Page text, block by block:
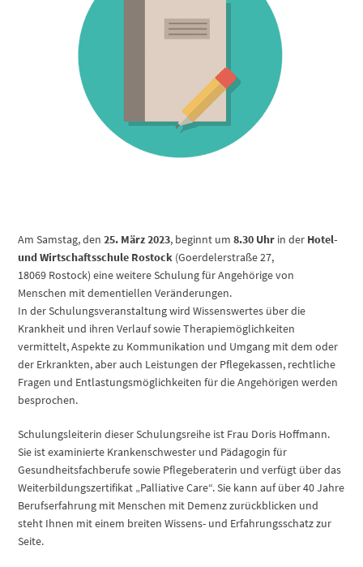
Am Samstag, den 25. März 2023, beginnt um8.30 Uhr in der Hotel-
und Wirtschaftsschule Rostock (Goerdelerstraße 27,
18069 Rostock) eine weitere Schulung für Angehörige von
Menschen mit dementiellen Veränderungen.
In der Schulungsveranstaltung wird Wissenswertes über die
Krankheit und ihren Verlauf sowie Therapiemöglichkeiten
vermittelt, Aspekte zu Kommunikation und Umgang mit dem oder
der Erkrankten, aber auch Leistungen der Pflegekassen, rechtliche
Fragen und Entlastungsmöglichkeiten für die Angehörigen werden
besprochen.
Schulungsleiterin dieser Schulungsreihe ist Frau Doris Hoffmann.
Sie ist examinierte Krankenschwester und Pädagogin für
Gesundheitsfachberufe sowie Pflegeberaterin und verfügt über das
Weiterbildungszertifikat „Palliative Care“. Sie kann auf über 40 Jahre
Berufserfahrung mit Menschen mit Demenz zurückblicken und
steht Ihnen mit einem breiten Wissens- und Erfahrungsschatz zur
Seite.